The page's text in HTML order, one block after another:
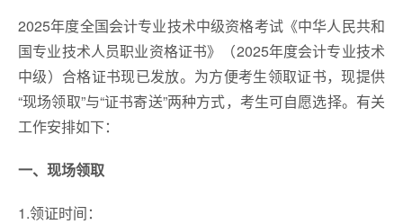
2025年度全国会计专业技术中级资格考试《中华人民共和
国专业技术人员职业资格证书》（2025年度会计专业技术
中级）合格证书现已发放。为方便考生领取证书，现提供
“现场领取”与“证书寄送”两种方式，考生可自愿选择。有关
工作安排如下：
一、现场领取
1.领证时间：